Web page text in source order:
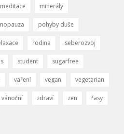
meditace minerály
pohyby duše
rodina seberozvoj
student sugarfree
vaření vegan vegetarian
vánoční zdraví zen řasy